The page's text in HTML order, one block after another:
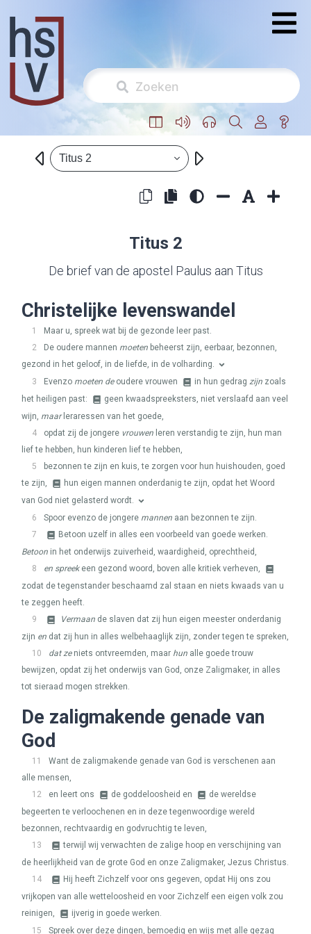
Titus 2
Titus 2
De brief van de apostel Paulus aan Titus
Christelijke levenswandel
1
Maar u, spreek wat bij de gezonde leer past.
2
De oudere mannen moeten beheerst zijn, eerbaar, bezonnen,
gezond in het geloof, in de liefde, in de volharding.
3
Evenzo moeten deoudere vrouwen in hun gedrag zijn zoals
het heiligen past:
geen kwaadspreeksters, niet verslaafd aan veel
wijn, maarleraressen van het goede,
4
opdat zij de jongere vrouwen leren verstandig te zijn, hun man
lief te hebben, hun kinderen lief te hebben,
5
bezonnen te zijn en kuis, te zorgen voor hun huishouden, goed
te zijn,
hun eigen mannen onderdanig te zijn, opdat het Woord
van God niet gelasterd wordt.
6
Spoor evenzo de jongere mannen aan bezonnen te zijn.
7
Betoon uzelf in alles een voorbeeld van goede werken.
Betoon in het onderwijs zuiverheid, waardigheid, oprechtheid,
8
en spreekeen gezond woord, boven alle kritiek verheven,
zodat de tegenstander beschaamd zal staan en niets kwaads van u
te zeggen heeft.
9
Vermaan de slaven dat zij hun eigen meester onderdanig
zijn en dat zij hun in alles welbehaaglijk zijn, zonder tegen te spreken,
10
dat zeniets ontvreemden, maar hun alle goede trouw
bewijzen, opdat zij het onderwijs van God, onze Zaligmaker, in alles
tot sieraad mogen strekken.
De zaligmakende genade van
God
11
Want de zaligmakende genade van God is verschenen aan
alle mensen,
12
en leert ons de goddeloosheid en
de wereldse
begeerten te verloochenen en in deze tegenwoordige wereld
bezonnen, rechtvaardig en godvruchtig te leven,
13
terwijl wij verwachten de zalige hoop en verschijning van
de heerlijkheid van de grote God en onze Zaligmaker, Jezus Christus.
14
Hij heeft Zichzelf voor ons gegeven, opdat Hij ons zou
vrijkopen van alle wetteloosheid en voor Zichzelf een eigen volk zou
reinigen,
ijverig in goede werken.
15
Spreek over deze dingen, bemoedig en wijs met alle gezag